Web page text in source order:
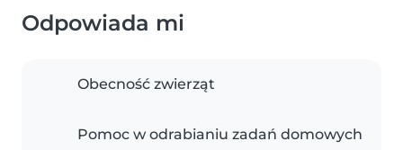
Odpowiada mi
Obecność zwierząt
Pomoc w odrabianiu zadań domowych